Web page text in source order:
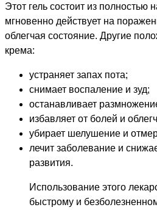
Этот гель состоит из полностью
мгновенно действует на
облегчая состояние. Другие
крема:
устраняет запах пота;
снимает воспаление и зуд;
останавливает
избавляет от болей и
убирает шелушение и
лечит заболевание и
развития.
Использование этого
быстрому и